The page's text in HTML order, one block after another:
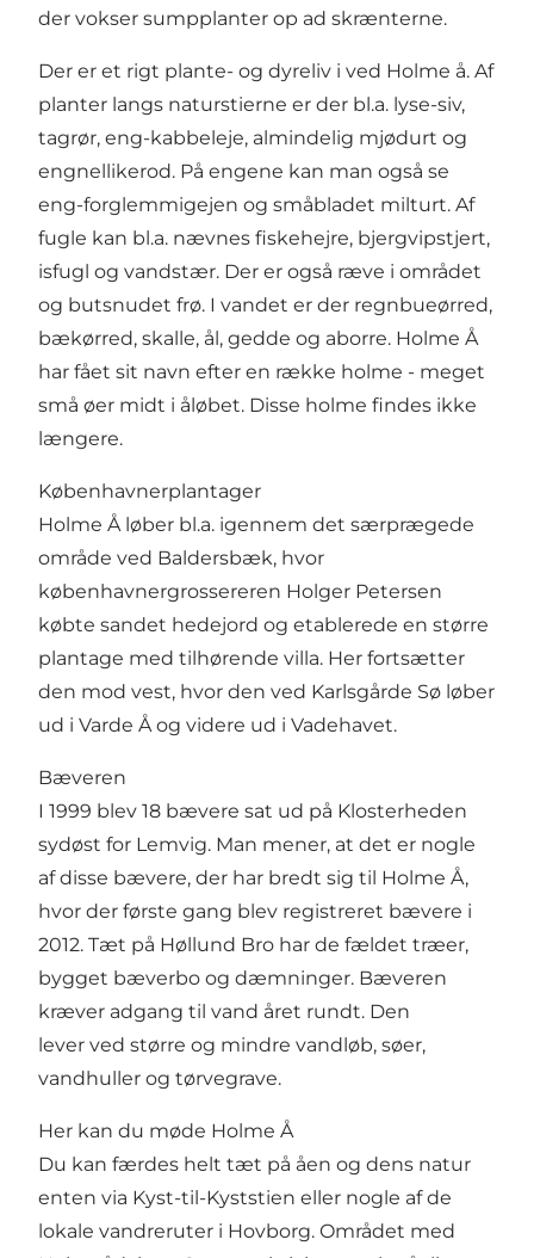
der vokser sumpplanter op ad skrænterne.
Der er et rigt plante- og dyreliv i ved Holme å. Af
planter langs naturstierne er der bl.a. lyse-siv,
tagrør, eng-kabbeleje, almindelig mjødurt og
engnellikerod. På engene kan man også se
eng-forglemmigejen og småbladet milturt. Af
fugle kan bl.a. nævnes fiskehejre, bjergvipstjert,
isfugl og vandstær. Der er også ræve i området
og butsnudet frø. I vandet er der regnbueørred,
bækørred, skalle, ål, gedde og aborre. Holme Å
har fået sit navn efter en række holme - meget
små øer midt i åløbet. Disse holme findes ikke
længere.
Københavnerplantager
Holme Å løber bl.a. igennem det særprægede
område ved Baldersbæk, hvor
københavnergrossereren Holger Petersen
købte sandet hedejord og etablerede en større
plantage med tilhørende villa. Her fortsætter
den mod vest, hvor den ved Karlsgårde Sø løber
ud i Varde Å og videre ud i Vadehavet.
Bæveren
I 1999 blev 18 bævere sat ud på Klosterheden
sydøst for Lemvig. Man mener, at det er nogle
af disse bævere, der har bredt sig til Holme Å,
hvor der første gang blev registreret bævere i
2012. Tæt på Høllund Bro har de fældet træer,
bygget bæverbo og dæmninger. Bæveren
kræver adgang til vand året rundt. Den
lever ved større og mindre vandløb, søer,
vandhuller og tørvegrave.
Her kan du møde Holme Å
Du kan færdes helt tæt på åen og dens natur
enten via Kyst-til-Kyststien eller nogle af de
lokale vandreruter i Hovborg. Området med